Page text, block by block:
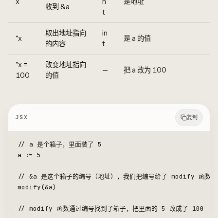
收到 &a
t
*x
取出地址指向
的内容
in
t
是 a 的值
*x =
100
改变地址指向
的值
— 把 a 改为 100
JSX 复制
// a 是个箱子，里面装了 5
a := 5
// &a 是这个箱子的编号（地址），我们把编号给了 modify 函数
modify(&a)
// modify 函数通过编号找到了箱子，把里面的 5 改成了 100